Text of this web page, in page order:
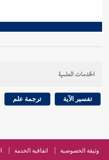
الخدمات العلمية
تفسير الآية ترجمة علم
وثيقة الخصوصية اتفاقية الخدمة